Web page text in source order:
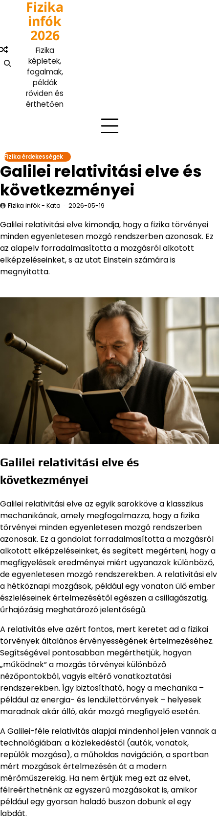
content
Fizika
infók
2026
Fizika
képletek,
fogalmak,
példák
röviden és
érthetően
Fizika érdekességek
Galilei relativitási elve és
következményei
Fizika infók - Kata 2026-05-19
Galilei relativitási elve kimondja, hogy a fizika törvényei
minden egyenletesen mozgó rendszerben azonosak. Ez
az alapelv forradalmasította a mozgásról alkotott
elképzeléseinket, s az utat Einstein számára is
megnyitotta.
Galilei relativitási elve és
következményei
Galilei relativitási elve az egyik sarokköve a klasszikus
mechanikának, amely megfogalmazza, hogy a fizika
törvényei minden egyenletesen mozgó rendszerben
azonosak. Ez a gondolat forradalmasította a mozgásról
alkotott elképzeléseinket, és segített megérteni, hogy a
megfigyelések eredményei miért ugyanazok különböző,
de egyenletesen mozgó rendszerekben. A relativitási elv
a hétköznapi mozgások, például egy vonaton ülő ember
észleléseinek értelmezésétől egészen a csillagászatig,
űrhajózásig meghatározó jelentőségű.
A relativitás elve azért fontos, mert keretet ad a fizikai
törvények általános érvényességének értelmezéséhez.
Segítségével pontosabban megérthetjük, hogyan
„működnek” a mozgás törvényei különböző
nézőpontokból, vagyis eltérő vonatkoztatási
rendszerekben. Így biztosítható, hogy a mechanika –
például az energia- és lendülettörvények – helyesek
maradnak akár álló, akár mozgó megfigyelő esetén.
A Galilei-féle relativitás alapjai mindenhol jelen vannak a
technológiában: a közlekedéstől (autók, vonatok,
repülők mozgása), a műholdas navigáción, a sportban
mért mozgások értelmezésén át a modern
mérőműszerekig. Ha nem értjük meg ezt az elvet,
félreérthetnénk az egyszerű mozgásokat is, amikor
például egy gyorsan haladó buszon dobunk el egy
labdát.